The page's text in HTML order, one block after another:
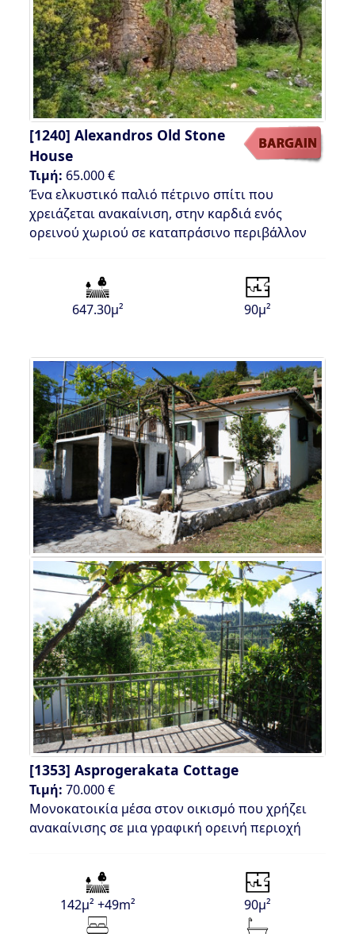
[1240] Alexandros Old Stone
House
Τιμή: 65.000 €
Ένα ελκυστικό παλιό πέτρινο σπίτι που
χρειάζεται ανακαίνιση, στην καρδιά ενός
ορεινού χωριού σε καταπράσινο περιβάλλον
647.30μ² 90μ²
[1353] Asprogerakata Cottage
Τιμή: 70.000 €
Μονοκατοικία μέσα στον οικισμό που χρήζει
ανακαίνισης σε μια γραφική ορεινή περιοχή
142μ² +49m² 90μ²